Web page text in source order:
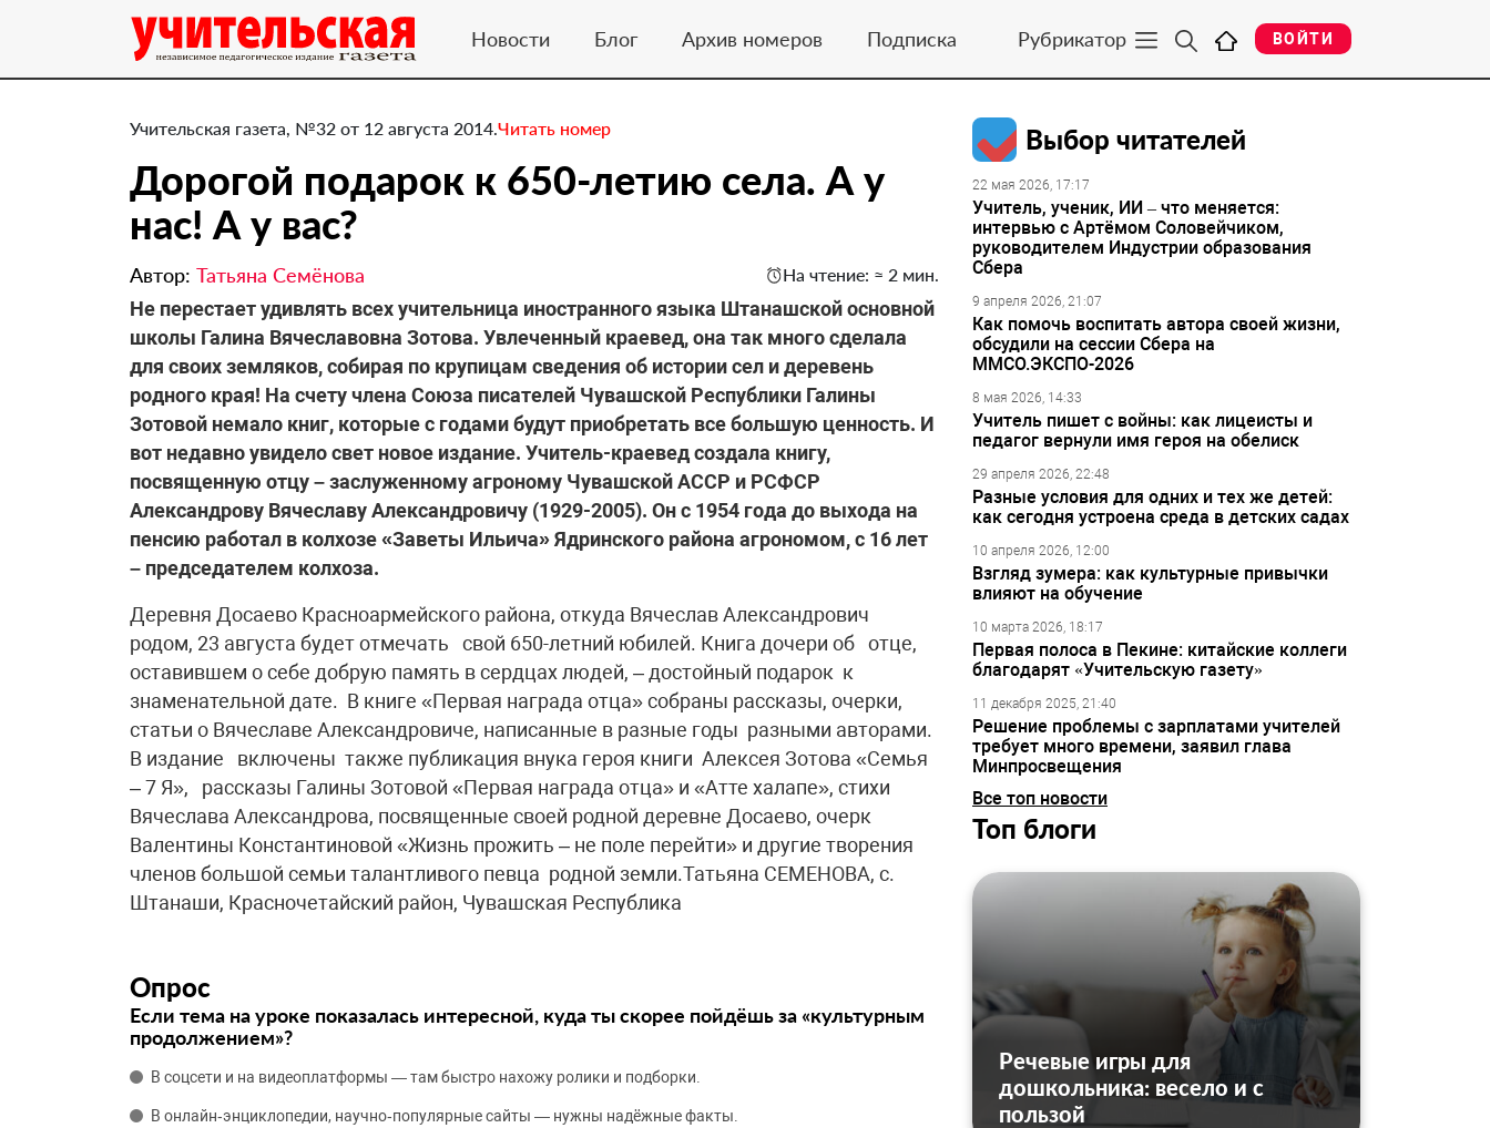
Новости Блог Архив номеров Подписка Рубрикатор ВОЙТИ
Учительская газета, №32 от 12 августа 2014.Читать номер
Дорогой подарок к 650-летию села. ​А у
нас! А у вас?
Автор: Татьяна Семёнова На чтение: ≈ 2 мин.
Не перестает удивлять всех учительница иностранного языка Штанашской основной
школы Галина Вячеславовна Зотова. Увлеченный краевед, она так много сделала
для своих земляков, собирая по крупицам сведения об истории сел и деревень
родного края! На счету члена Союза писателей Чувашской Республики Галины
Зотовой немало книг, которые с годами будут приобретать все большую ценность. И
вот недавно увидело свет новое издание. Учитель-краевед создала книгу,
посвященную отцу – заслуженному агроному Чувашской АССР и РСФСР
Александрову Вячеславу Александровичу (1929-2005). Он с 1954 года до выхода на
пенсию работал в колхозе «Заветы Ильича» Ядринского района агрономом, с 16 лет
– председателем колхоза.
Деревня Досаево Красноармейского района, откуда Вячеслав Александрович
родом, 23 августа будет отмечать свой 650-летний юбилей. Книга дочери об отце,
оставившем о себе добрую память в сердцах людей, – достойный подарок к
знаменательной дате. В книге «Первая награда отца» собраны рассказы, очерки,
статьи о Вячеславе Александровиче, написанные в разные годы разными авторами.
В издание включены также публикация внука героя книги Алексея Зотова «Семья
– 7 Я», рассказы Галины Зотовой «Первая награда отца» и «Атте халапe», стихи
Вячеслава Александрова, посвященные своей родной деревне Досаево, очерк
Валентины Константиновой «Жизнь прожить – не поле перейти» и другие творения
членов большой семьи талантливого певца родной земли.Татьяна СЕМЕНОВА, с.
Штанаши, Красночетайский район, Чувашская Республика
Опрос
Если тема на уроке показалась интересной, куда ты скорее пойдёшь за «культурным
продолжением»?
В соцсети и на видеоплатформы — там быстро нахожу ролики и подборки.
В онлайн‑энциклопедии, научно‑популярные сайты — нужны надёжные факты.
Выбор читателей
22 мая 2026, 17:17
Учитель, ученик, ИИ – что меняется:
интервью с Артёмом Соловейчиком,
руководителем Индустрии образования
Сбера
9 апреля 2026, 21:07
Как помочь воспитать автора своей жизни,
обсудили на сессии Сбера на
ММСО.ЭКСПО-2026
8 мая 2026, 14:33
Учитель пишет с войны: как лицеисты и
педагог вернули имя героя на обелиск
29 апреля 2026, 22:48
Разные условия для одних и тех же детей:
как сегодня устроена среда в детских садах
10 апреля 2026, 12:00
Взгляд зумера: как культурные привычки
влияют на обучение
10 марта 2026, 18:17
Первая полоса в Пекине: китайские коллеги
благодарят «Учительскую газету»
11 декабря 2025, 21:40
Решение проблемы с зарплатами учителей
требует много времени, заявил глава
Минпросвещения
Все топ новости
Топ блоги
Речевые игры для
дошкольника: весело и с
пользой